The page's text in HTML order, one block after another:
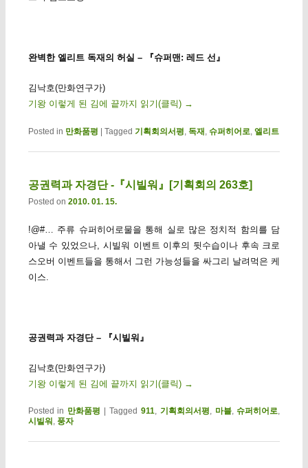
완벽한 엘리트 독재의 허실 – 『슈퍼맨: 레드 선』
김낙호(만화연구가)
기왕 이렇게 된 김에 끝까지 읽기(클릭) →
Posted in 만화품평 | Tagged 기획회의서평 독재 슈퍼히어로 엘리트
공권력과 자경단 -『시빌워』[기획회의 263호]
Posted on 2010. 01. 15.
!@#… 주류 슈퍼히어로물을 통해 실로 많은 정치적 함의를 담
아낼 수 있었으나, 시빌워 이벤트 이후의 뒷수습이나 후속 크로
스오버 이벤트들을 통해서 그런 가능성들을 싸그리 날려먹은 케
이스.
공권력과 자경단 – 『시빌워』
김낙호(만화연구가)
기왕 이렇게 된 김에 끝까지 읽기(클릭) →
Posted in 만화품평 |Tagged 911, 기획회의서평, 마블, 슈퍼히어로,
시빌워 , 풍자